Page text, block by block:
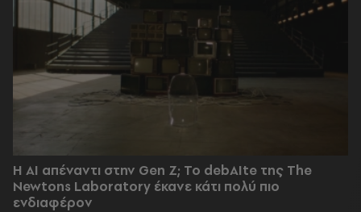
Η AI απέναντι στην Gen Z; Το debAIte της The
Newtons Laboratory έκανε κάτι πολύ πιο
ενδιαφέρον